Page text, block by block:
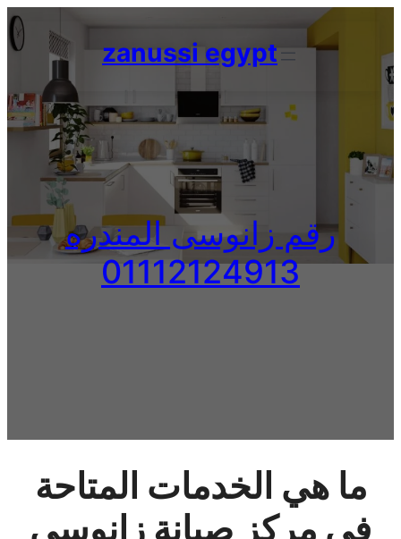
Skip
to
content
zanussi egypt
رقم زانوسى المندره
01112124913
ما هي الخدمات المتاحة
في مركز صيانة زانوسى